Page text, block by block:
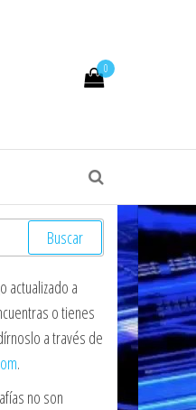
0
actualizado a
o tienes
a través de
.
no son